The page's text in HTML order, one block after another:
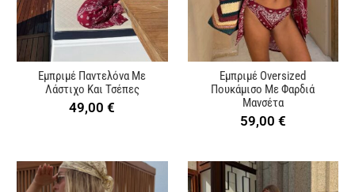
Εμπριμέ Παντελόνα Με
Λάστιχο Και Τσέπες
49,00€
Εμπριμέ Oversized
Πουκάμισο Με Φαρδιά
Μανσέτα
59,00 €